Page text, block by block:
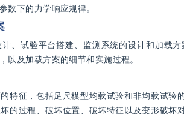
数下的力学响应规律。
、试验平台搭建、监测系统的设计和加载
以及加载方案的细节和实施过程。
特征，包括足尺模型均载试验和非均载试
的过程、破坏位置、破坏特征以及变形破